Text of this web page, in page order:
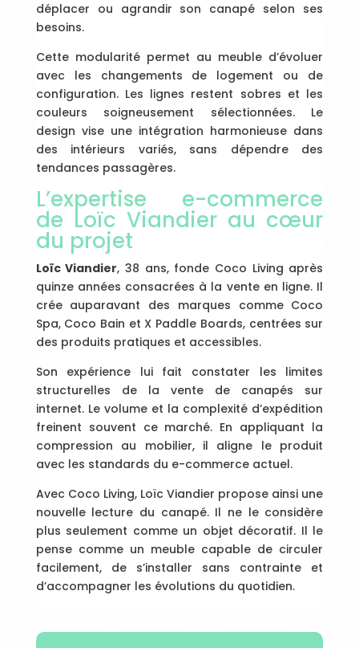
déplacer ou agrandir son canapé selon ses
besoins.
Cette modularité permet au meuble d’évoluer
avec les changements de logement ou de
configuration. Les lignes restent sobres et les
couleurs soigneusement sélectionnées. Le
design vise une intégration harmonieuse dans
des intérieurs variés, sans dépendre des
tendances passagères.
L’expertise e-commerce
de Loïc Viandier au cœur
du projet
Loïc Viandier, 38 ans, fonde Coco Living après
quinze années consacrées à la vente en ligne. Il
crée auparavant des marques comme Coco
Spa, Coco Bain et X Paddle Boards, centrées sur
des produits pratiques et accessibles.
Son expérience lui fait constater les limites
structurelles de la vente de canapés sur
internet. Le volume et la complexité d’expédition
freinent souvent ce marché. En appliquant la
compression au mobilier, il aligne le produit
avec les standards du e-commerce actuel.
Avec Coco Living, Loïc Viandier propose ainsi une
nouvelle lecture du canapé. Il ne le considère
plus seulement comme un objet décoratif. Il le
pense comme un meuble capable de circuler
facilement, de s’installer sans contrainte et
d’accompagner les évolutions du quotidien.